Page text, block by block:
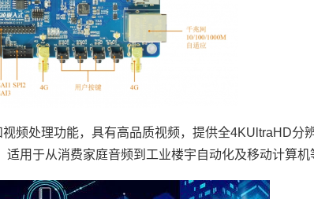
频处理功能，具有高品质视频，提供全4KUltraHD分
用于从消费家庭音频到工业楼宇自动化及移动计算机